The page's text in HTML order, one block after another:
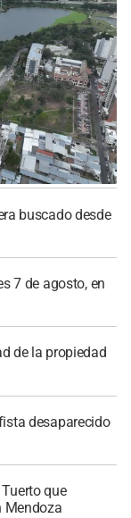
buscado desde
7 de agosto, en
de la propiedad
desaparecido
que
Mendoza